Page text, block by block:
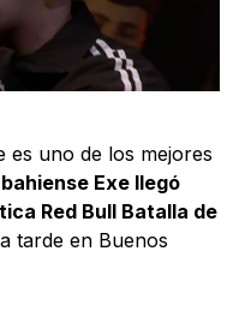
es uno de los mejores
Exe llegó
Red Bull Batalla de
tarde en Buenos